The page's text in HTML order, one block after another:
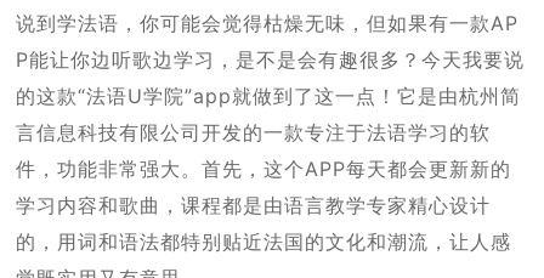
说到学法语，你可能会觉得枯燥无味，但如果有一款AP
P能让你边听歌边学习，是不是会有趣很多？今天我要说
的这款“法语U学院”app就做到了这一点！它是由杭州简
言信息科技有限公司开发的一款专注于法语学习的软
件，功能非常强大。首先，这个APP每天都会更新新的
学习内容和歌曲，课程都是由语言教学专家精心设计
的，用词和语法都特别贴近法国的文化和潮流，让人感